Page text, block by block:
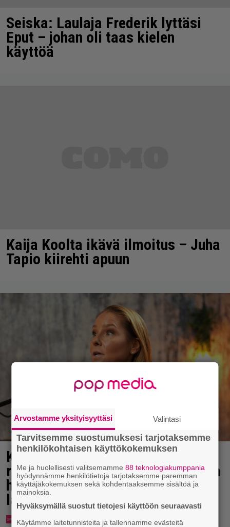
Seiska: Laulaja Frederik lyttäsi
Eput – johan oli taas kielen
käyttöä
Kaija Koolta ikävä ilmoitus – Juha
Tapio kiirehti apuun
Karita Tykän ja Sami Saikkosen
rakkaus kukoistaa – vähäpukeista
hempeilyä ja leveitä virnistyksiä
laiturilla
Arvostamme yksityisyyttäsi Valintasi
Tarvitsemme suostumuksesi tarjotaksemme
henkilökohtaisen käyttökokemuksen
Me ja huolellisesti valitsemamme88 teknologiakumppania
hyödynnämme henkilötietoja tarjotaksemme paremman
käyttäjäkokemuksen sekä kohdentaaksemme sisältöä ja
mainoksia.
Hyväksymällä suostut tietojesi käyttöön seuraavasti
Käytämme laitetunnisteita ja tallennamme evästeitä